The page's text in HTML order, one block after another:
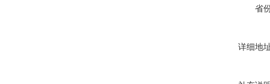
省
详细地